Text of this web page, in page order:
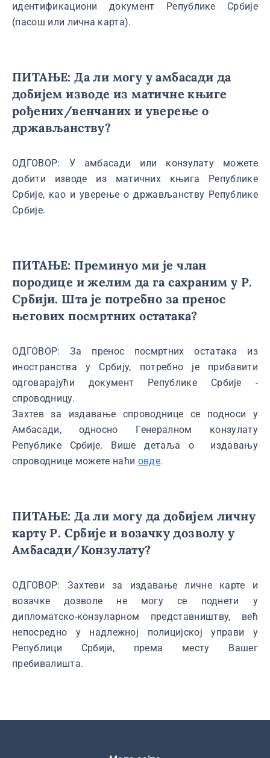
идентификациони документ Републике Србије
(пасош или лична карта).
ПИТАЊЕ: Да ли могу у амбасади да
добијем изводе из матичне књиге
рођених/венчаних и уверење о
држављанству?
ОДГОВОР: У амбасади или конзулату можете
добити изводе из матичних књига Републике
Србије, као и уверење о држављанству Републике
Србије.
ПИТАЊЕ: Преминуо ми је члан
породице и желим да га сахраним у Р.
Србији. Шта је потребно за пренос
његових посмртних остатака?
ОДГОВОР: За пренос посмртних остатака из
иностранства у Србију, потребно је прибавити
одговарајући документ Републике Србије -
спроводницу.
Захтев за издавање спроводнице се подноси у
Амбасади, односно Генералном конзулату
Републике Србије. Више детаља о издавању
спроводнице можете наћи овде.
ПИТАЊЕ: Да ли могу да добијем личну
карту Р. Србије и возачку дозволу у
Амбасади/Конзулату?
ОДГОВОР: Захтеви за издавање личне карте и
возачке дозволе не могу се поднети у
дипломатско-конзуларном представништву, већ
непосредно у надлежној полицијској управи у
Републици Србији, према месту Вашег
пребивалишта.